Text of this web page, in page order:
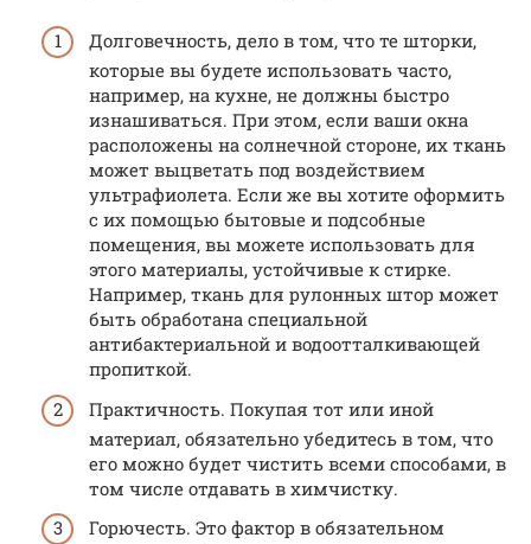
Долговечность, дело в том, что те шторки,
которые вы будете использовать часто,
например, на кухне, не должны быстро
изнашиваться. При этом, если ваши окна
расположены на солнечной стороне, их ткань
может выцветать под воздействием
ультрафиолета. Если же вы хотите оформить
с их помощью бытовые и подсобные
помещения, вы можете использовать для
этого материалы, устойчивые к стирке.
Например, ткань для рулонных штор может
быть обработана специальной
антибактериальной и водоотталкивающей
пропиткой.
Практичность. Покупая тот или иной
материал, обязательно убедитесь в том, что
его можно будет чистить всеми способами, в
том числе отдавать в химчистку.
Горючесть. Это фактор в обязательном